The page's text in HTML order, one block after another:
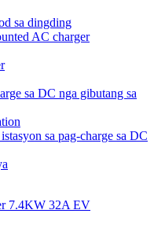
sa dingding
AC charger
sa DC nga gibutang sa
sa pag-charge sa DC